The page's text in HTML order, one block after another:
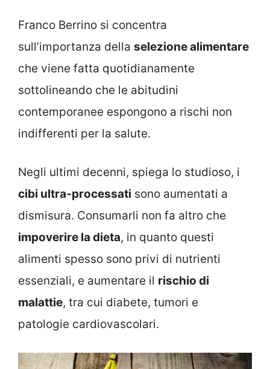
Franco Berrino si concentra
sull’importanza della selezione alimentare
che viene fatta quotidianamente
sottolineando che le abitudini
contemporanee espongono a rischi non
indifferenti per la salute.
Negli ultimi decenni, spiega lo studioso, i
cibi ultra-processati sono aumentati a
dismisura. Consumarli non fa altro che
impoverire la dieta, in quanto questi
alimenti spesso sono privi di nutrienti
essenziali, e aumentare il rischio di
malattie, tra cui diabete, tumori e
patologie cardiovascolari.